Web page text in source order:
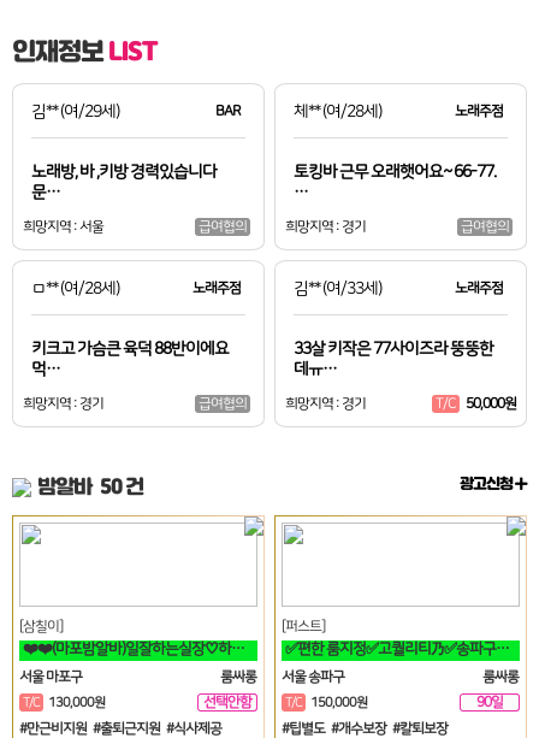
인재정보LIST
김**(여/29세) BAR
노래방, 바 ,키방 경력있습니다
문…
희망지역 : 서울 급여협의
체**(여/28세) 노래주점
토킹바 근무 오래햇어요~ 66-77.
…
희망지역 : 경기 급여협의
ㅁ**(여/28세) 노래주점
키크고 가슴큰 육덕 88반이에요
먹…
희망지역 : 경기 급여협의
김**(여/33세) 노래주점
33살 키작은 77사이즈라 뚱뚱한
데ㅠ…
희망지역 : 경기 T/C 50,000원
밤알바 50 건 광고신청
[삼칠이]
❤️❤️(마포밤알바)일잘하는실장♡하루50이상♡90분♡당일지급♡❤️❤️
서울 마포구
룸싸롱
T/C 130,000원
선택안함
일
#만근비지원 #출퇴근지원 #식사제공
[퍼스트]
✅편한 룸지정✅고퀄리티乃✅송파구✅방이동✅잠실✅석촌동✅강남구✅서초구✅논현동
서울 송파구
룸싸롱
T/C 150,000원
90일
#팁별도 #개수보장 #칼퇴보장